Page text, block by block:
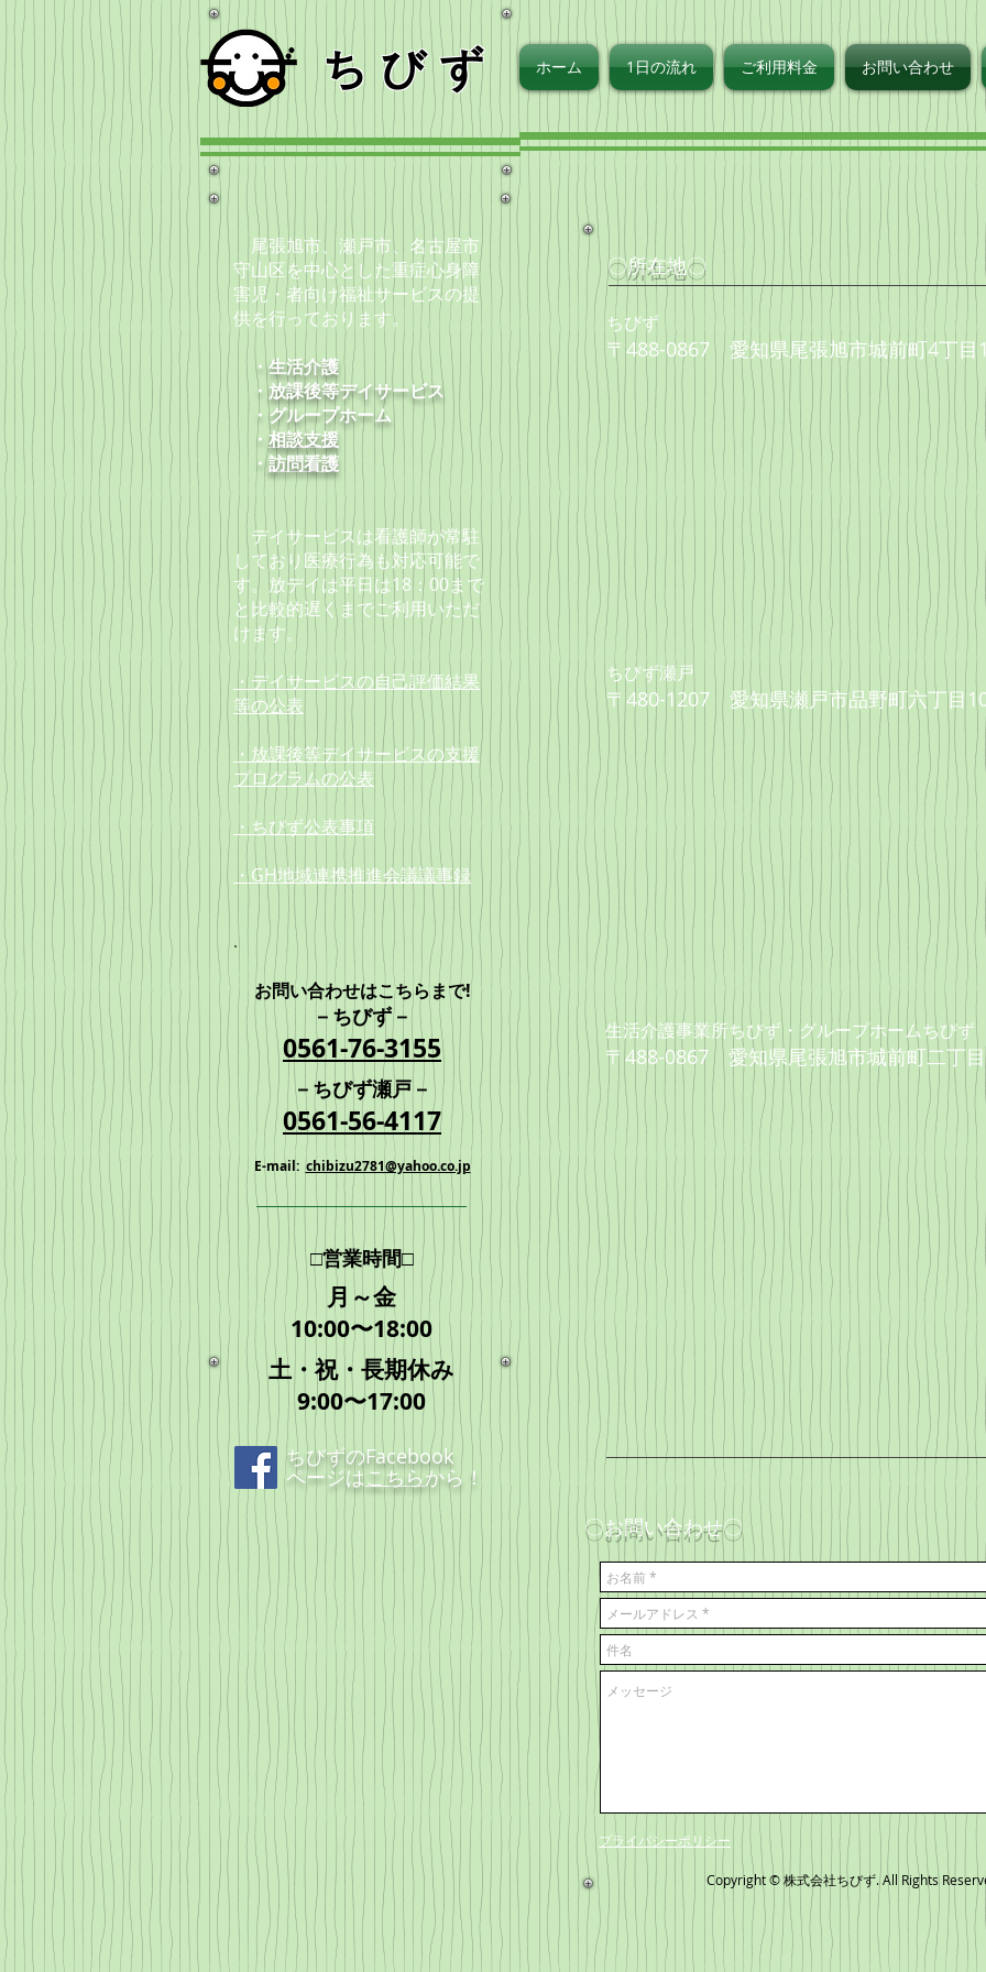
ちびず ホーム 1日の流れ ご利用料金 お問い合わせ
​〇所在地〇
​ちびず
〒488-0867 愛知県尾張旭市城前町4丁目
​ちびず瀬戸
〒480-1207 愛知県瀬戸市品野町六丁目
生活介護事業所ちびず・グループホームちびず
〒488-0867 愛知県尾張旭市城前町二丁
〇お問い合わせ〇
​プライバシーポリシー
Copyright © 株式会社ちびず. All Rights
尾張旭市、瀬戸市、名古屋市
守山区を中心とした重症心身障
害児・者向け福祉サービスの提
供を行っております。
・生活介護
・放課後等デイサービス
​ ・グループホーム
・ 相談支援
​ ・訪問看護
デイサービスは看護師が常駐
しており 医療行為も対応可能で
す。放デイは平日は18：00まで
と 比較的遅くまでご利用いただ
けます。
・デイサービスの自己評価結果
等の公表
・放課後等デイサービスの支援
プログラムの公表
・ちびず公表事項
・GH地域連携推進会議議事録
お問い合わせはこちらまで!
－ちびず－
​0561-76-3155
－ ちびず瀬戸 －
​0561-56-4117
E-mail:chibizu2781@yahoo.co.jp
□営業時間□
月～金
10:00〜18:00
土・祝・長期休み
9:00〜17:00
ちびずのFacebook
ページはこちらから！